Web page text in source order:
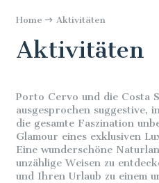
Home Aktivitäten
Aktivitäten
Porto Cervo und die Costa
ausgesprochen suggestive,
die gesamte Faszination
Glamour eines exklusiven
Eine wunderschöne
unzählige Weisen zu
und Ihren Urlaub zu einem